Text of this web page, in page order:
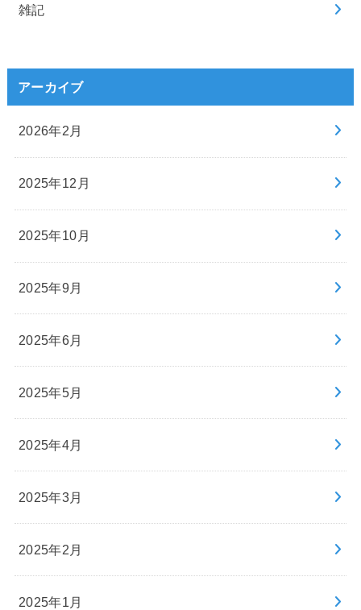
雑記
アーカイブ
2026年2月
2025年12月
2025年10月
2025年9月
2025年6月
2025年5月
2025年4月
2025年3月
2025年2月
2025年1月